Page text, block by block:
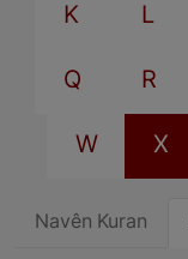
K L
Q R
W X
Navên Kuran